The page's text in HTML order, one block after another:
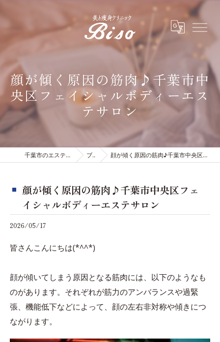
顔が傾く原因の筋肉♪千葉市中
央区フェイシャルボディーエス
テサロン
千葉市のエステは有限会社ビソウ ブログ 顔が傾く原因の筋肉♪千葉市中央区フェイシャルボディーエステサロン
顔が傾く原因の筋肉♪千葉市中央区フェ
イシャルボディーエステサロン
2026/05/17
皆さんこんにちは(*^^*)
顔が傾いてしまう原因となる筋肉には、以下のようなも
のがあります。それぞれが筋力のアンバランスや過緊
張、機能低下などによって、顔の左右非対称や傾きにつ
ながります。